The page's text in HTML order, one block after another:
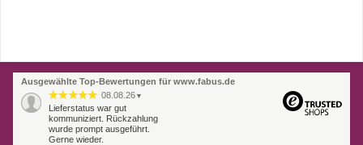
Ausgewählte Top-Bewertungen für www.fabus.de
08.08.26 ▼
Lieferstatus war gut
kommuniziert. Rückzahlung
wurde prompt ausgeführt.
Gerne wieder.